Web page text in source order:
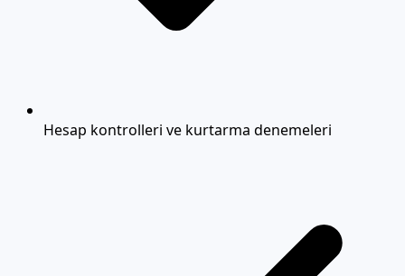
Hesap kontrolleri ve kurtarma denemeleri